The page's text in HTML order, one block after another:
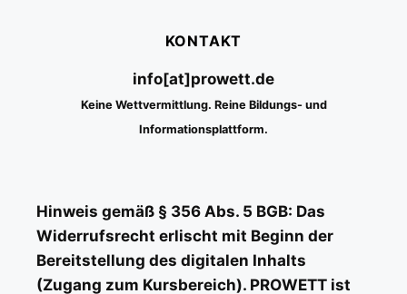
KONTAKT
info[at]prowett.de
Keine Wettvermittlung. Reine Bildungs- und
Informationsplattform.
Hinweis gemäß § 356 Abs. 5 BGB: Das
Widerrufsrecht erlischt mit Beginn der
Bereitstellung des digitalen Inhalts
(Zugang zum Kursbereich). PROWETT ist